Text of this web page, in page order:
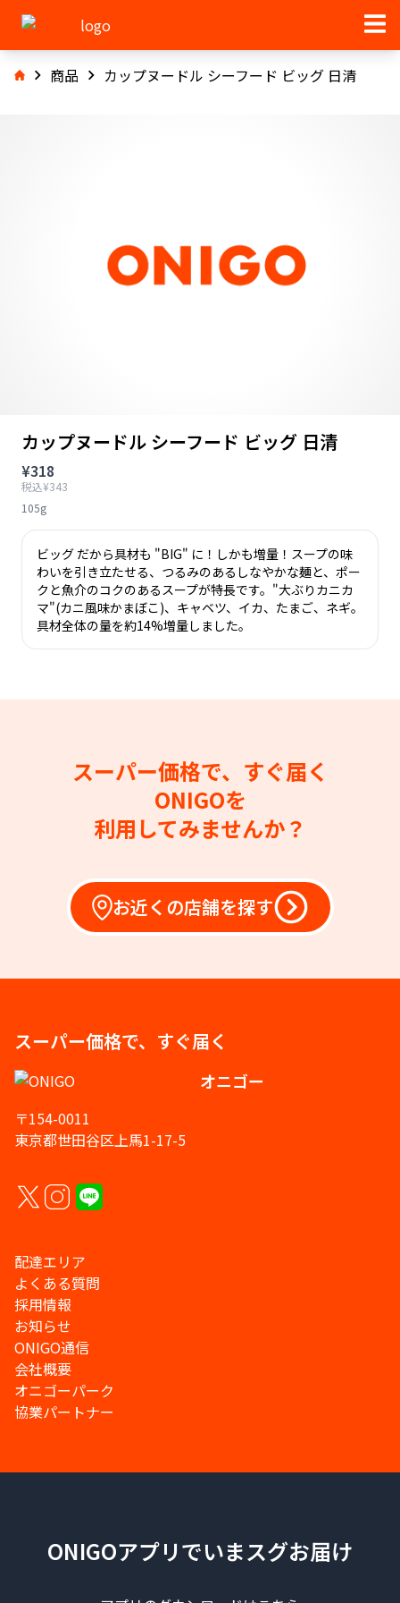
商品 カップヌードル シーフード ビッグ 日清
カップヌードル シーフード ビッグ 日清
¥318
税込¥343
105g
ビッグ だから具材も "BIG" に！しかも増量！スープの味
わいを引き立たせる、つるみのあるしなやかな麺と、ポー
クと魚介のコクのあるスープが特長です。"大ぶりカニカ
マ"(カニ風味かまぼこ)、キャベツ、イカ、たまご、ネギ。
具材全体の量を約14%増量しました。
スーパー価格で、すぐ届く
ONIGOを
利用してみませんか？
お近くの店舗を探す
スーパー価格で、すぐ届く
オニゴー
〒154-0011
東京都世田谷区上馬1-17-5
配達エリア
よくある質問
採用情報
お知らせ
ONIGO通信
会社概要
オニゴーパーク
協業パートナー
ONIGOアプリでいまスグお届け